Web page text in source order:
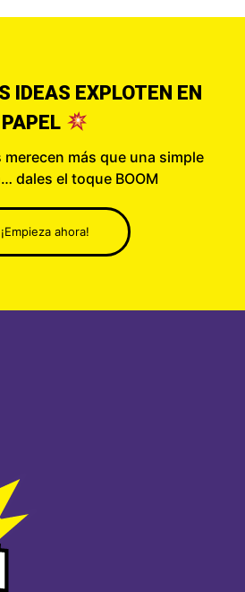
IDEAS EXPLOTEN EN
PAPEL
más que una simple
dales el toque BOOM
¡Empieza ahora!